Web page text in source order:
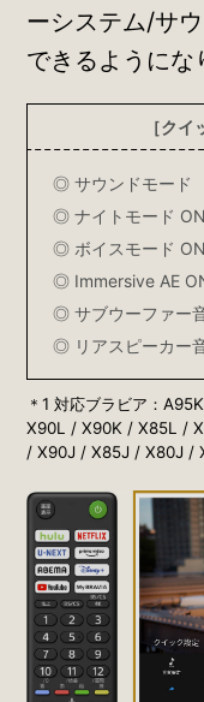
ーシステム/サ
できるようにな
［ク
◎ サウンドモード
◎ ナイトモード
◎ ボイスモード
◎ Immersive AE
◎ サブウーファー
◎ リアスピーカー
＊1 対応ブラビア：
X90L / X90K / X85L /
/ X90J / X85J / X80J /